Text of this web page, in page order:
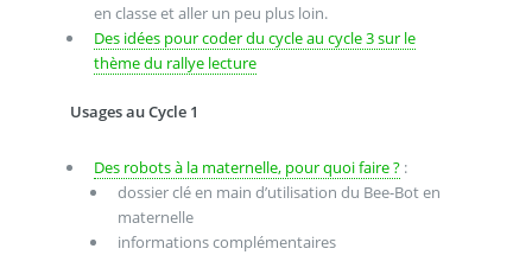
en classe et aller un peu plus loin.
Des idées pour coder du cycle au cycle 3 sur le
thème du rallye lecture
Usages au Cycle 1
Des robots à la maternelle, pour quoi faire ?:
dossier clé en main d’utilisation du Bee-Bot en
maternelle
informations complémentaires